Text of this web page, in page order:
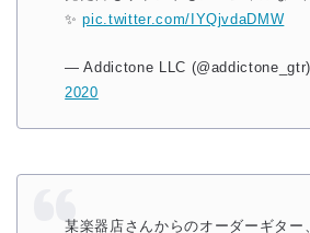
✨pic.twitter.com/IYQjvdaDMW
— Addictone LLC (@addictone_gtr)
2020
某楽器店さんからのオーダーギター